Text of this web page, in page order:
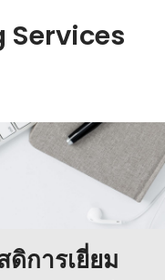
Services
การเยี่ยม